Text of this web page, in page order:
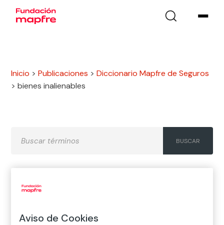
Inicio >Publicaciones >Diccionario Mapfre de Seguros
>bienes inalienables
A
Aviso de Cookies